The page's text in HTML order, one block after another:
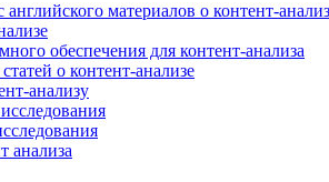
материалов о контент-
обеспечения для контент-анализа
о контент-анализе
анализу
анализа